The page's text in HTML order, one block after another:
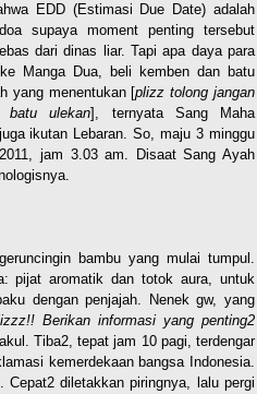
EDD (Estimasi Due Date) adalah
supaya moment penting tersebut
dari dinas liar. Tapi apa daya para
Manga Dua, beli kemben dan batu
yang menentukan [plizz tolong jangan
batu ulekan], ternyata Sang Maha
ikutan Lebaran. So, maju 3 minggu
jam 3.03 am. Disaat Sang Ayah
bambu yang mulai tumpul.
pijat aromatik dan totok aura, untuk
dengan penjajah. Nenek gw, yang
Berikan informasi yang penting2
Tiba2, tepat jam 10 pagi, terdengar
kemerdekaan bangsa Indonesia.
diletakkan piringnya, lalu pergi